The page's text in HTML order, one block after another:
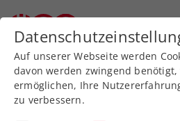
Zurück zur Newsübersicht
Inklusion
Auf unserer Webseite werden
davon werden zwingend
ermöglichen, Ihre
zu verbessern.